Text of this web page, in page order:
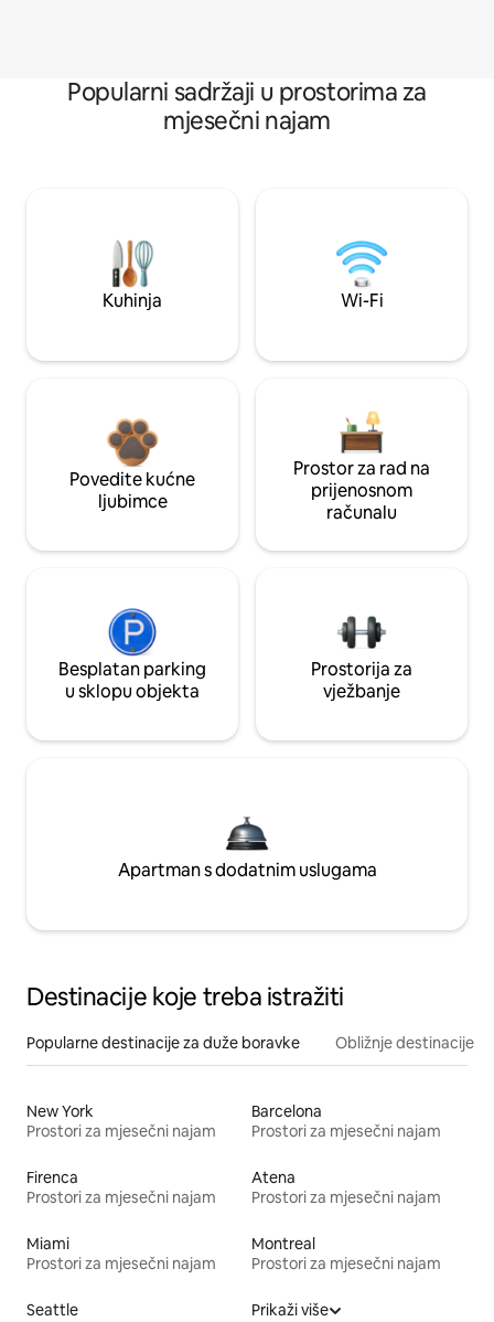
Popularni sadržaji u prostorima za
mjesečni najam
Kuhinja Wi-Fi
Povedite kućne
ljubimce
Prostor za rad na
prijenosnom
računalu
Besplatan parking
u sklopu objekta
Prostorija za
vježbanje
Apartman s dodatnim uslugama
Destinacije koje treba istražiti
Popularne destinacije za duže boravke Obližnje destinacije
New York
Prostori za mjesečni najam
Barcelona
Prostori za mjesečni najam
Firenca
Prostori za mjesečni najam
Atena
Prostori za mjesečni najam
Miami
Prostori za mjesečni najam
Montreal
Prostori za mjesečni najam
Seattle
Prikaži više